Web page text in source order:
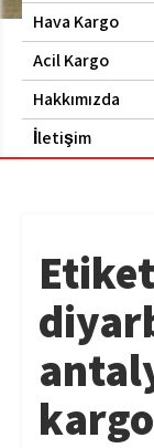
Hava Kargo
Acil Kargo
Hakkımızda
İletişim
kargo